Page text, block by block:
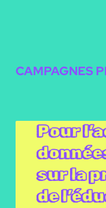
CAMPAGNES
Pour
sur la
de